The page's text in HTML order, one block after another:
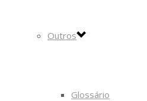
Outros
Glossário